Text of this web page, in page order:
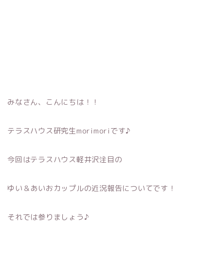
みなさん、こんにちは！！
テラスハウス研究生morimoriです♪
今回はテラスハウス軽井沢注目の
ゆい＆あいおカップルの近況報告についてです！
それでは参りましょう♪